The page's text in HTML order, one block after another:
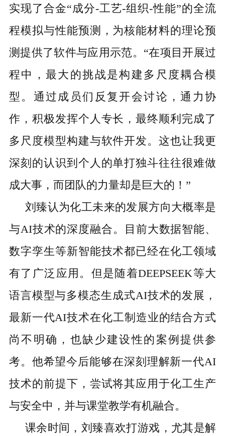
实现了合金“成分-工艺-组织-性能”的全流
程模拟与性能预测，为核能材料的理论预
测提供了软件与应用示范。“在项目开展过
程中，最大的挑战是构建多尺度耦合模
型。通过成员们反复开会讨论，通力协
作，积极发挥个人专长，最终顺利完成了
多尺度模型构建与软件开发。这也让我更
深刻的认识到个人的单打独斗往往很难做
成大事，而团队的力量却是巨大的！”
刘臻认为化工未来的发展方向大概率是
与AI技术的深度融合。目前大数据智能、
数字孪生等新智能技术都已经在化工领域
有了广泛应用。但是随着DEEPSEEK等大
语言模型与多模态生成式AI技术的发展，
最新一代AI技术在化工制造业的结合方式
尚不明确，也缺少建设性的案例提供参
考。他希望今后能够在深刻理解新一代AI
技术的前提下，尝试将其应用于化工生产
与安全中，并与课堂教学有机融合。
课余时间，刘臻喜欢打游戏，尤其是解